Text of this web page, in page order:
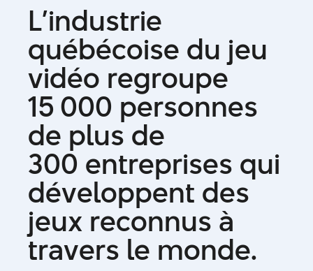
L’industrie
québécoise du jeu
vidéo regroupe
15000 personnes
de plusde
300 entreprises qui
développent des
jeux reconnus à
travers le monde.